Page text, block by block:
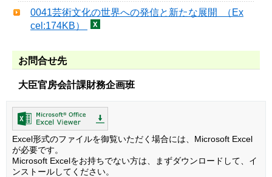
0041芸術文化の世界への発信と新たな展開 （Ex
cel:174KB）
お問合せ先
大臣官房会計課財務企画班
Excel形式のファイルを御覧いただく場合には、Microsoft Excel
が必要です。
Microsoft Excelをお持ちでない方は、まずダウンロードして、イ
ンストールしてください。